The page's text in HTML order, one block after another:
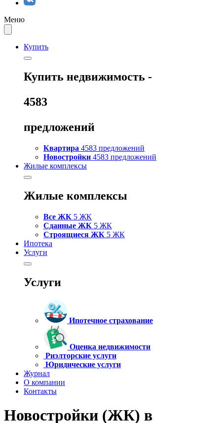
Меню
Купить
Купить недвижимость -
4583
предложений
Квартира 4583 предложений
Новостройки 4583 предложений
Жилые комплексы
Жилые комплексы
Все ЖК 5 ЖК
Сданные ЖК 5 ЖК
Строящиеся ЖК 5 ЖК
Ипотека
Услуги
Услуги
Ипотечное страхование
Оценка недвижимости
Риэлторские услуги
Юридические услуги
Журнал
О компании
Контакты
Новостройки (ЖК) в